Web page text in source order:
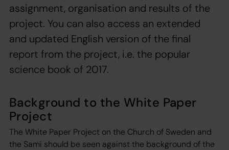
assignment, organisation and results of the
project. You can also access an extended
and updated English version of the final
report from the project, i.e. the popular
science book of 2017.
Background to the White Paper
Project
The White Paper Project on the Church of Sweden and
the Sami should be seen against the background of the